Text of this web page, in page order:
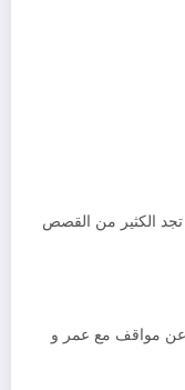
الكثير من القصص
مواقف مع عمر و